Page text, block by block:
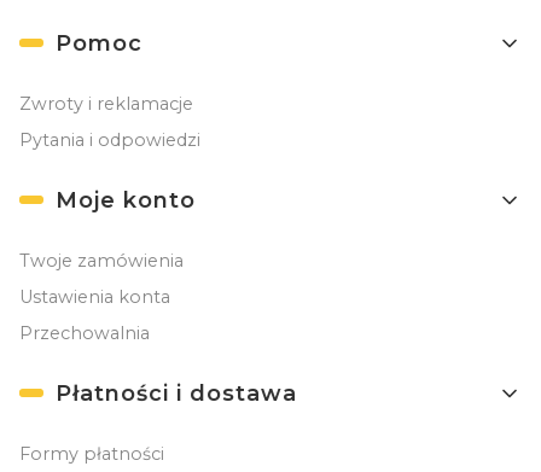
Linki w stopce
Pomoc
Zwroty i reklamacje
Pytania i odpowiedzi
Moje konto
Twoje zamówienia
Ustawienia konta
Przechowalnia
Płatności i dostawa
Formy płatności